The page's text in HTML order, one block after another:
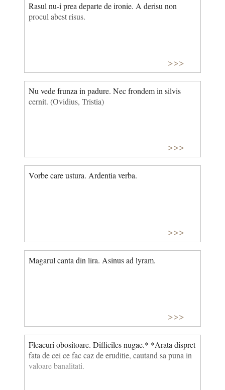
Rasul nu-i prea departe de ironie. A derisu non
procul abest risus.
>>>
Nu vede frunza in padure. Nec frondem in silvis
cernit. (Ovidius, Tristia)
>>>
Vorbe care ustura. Ardentia verba.
>>>
Magarul canta din lira. Asinus ad lyram.
>>>
Fleacuri obositoare. Difficiles nugae.* *Arata dispret
fata de cei ce fac caz de eruditie, cautand sa puna in
valoare banalitati.